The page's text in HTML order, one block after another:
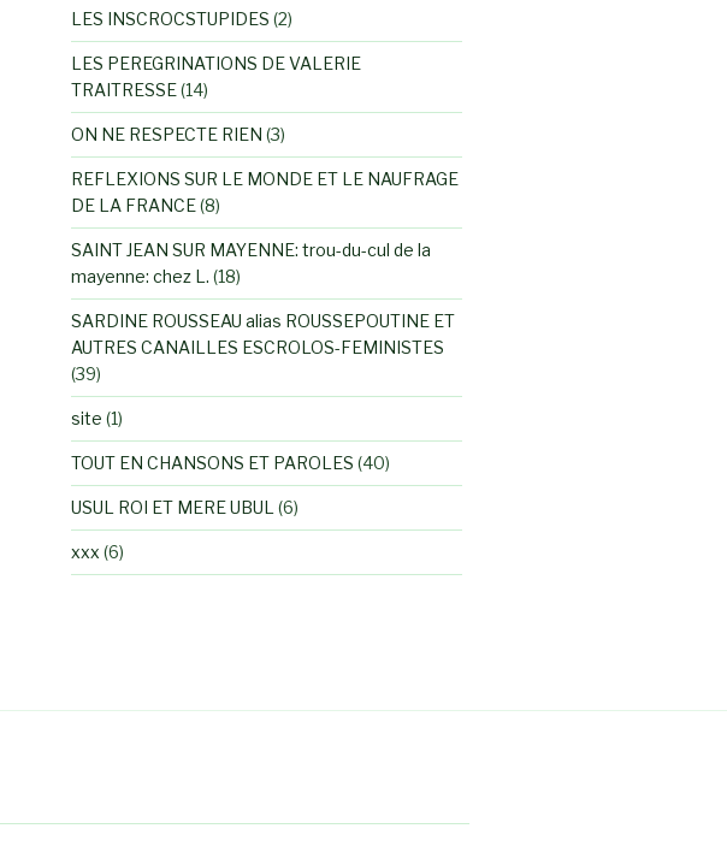
LES INSCROCSTUPIDES (2)
LES PEREGRINATIONS DE VALERIE
TRAITRESSE(14)
ON NE RESPECTE RIEN (3)
REFLEXIONS SUR LE MONDE ET LE NAUFRAGE
DE LA FRANCE(8)
SAINT JEAN SUR MAYENNE: trou-du-cul de la
mayenne: chez L. (18)
SARDINE ROUSSEAU alias ROUSSEPOUTINE ET
AUTRES CANAILLES ESCROLOS-FEMINISTES
(39)
site (1)
TOUT EN CHANSONS ET PAROLES (40)
USUL ROI ET MERE UBUL (6)
xxx (6)